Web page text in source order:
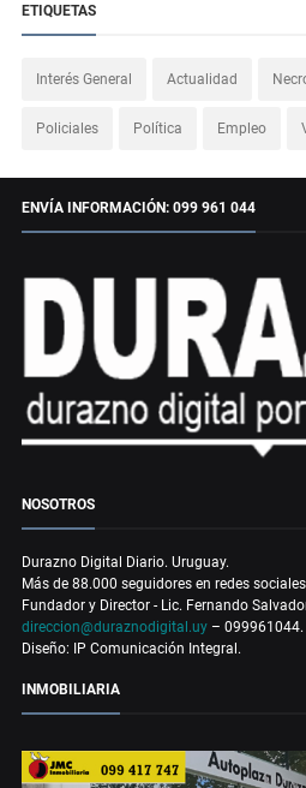
ETIQUETAS
Interés General Actualidad
Policiales Política Empleo
ENVÍA INFORMACIÓN: 099 961 044
NOSOTROS
Durazno Digital Diario. Uruguay.
Más de 88.000 seguidores en redes
Fundador y Director - Lic. Fernando
direccion@duraznodigital.uy – 099961044.
Diseño: IP Comunicación Integral.
INMOBILIARIA